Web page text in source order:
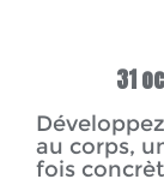
31
au corps,
fois